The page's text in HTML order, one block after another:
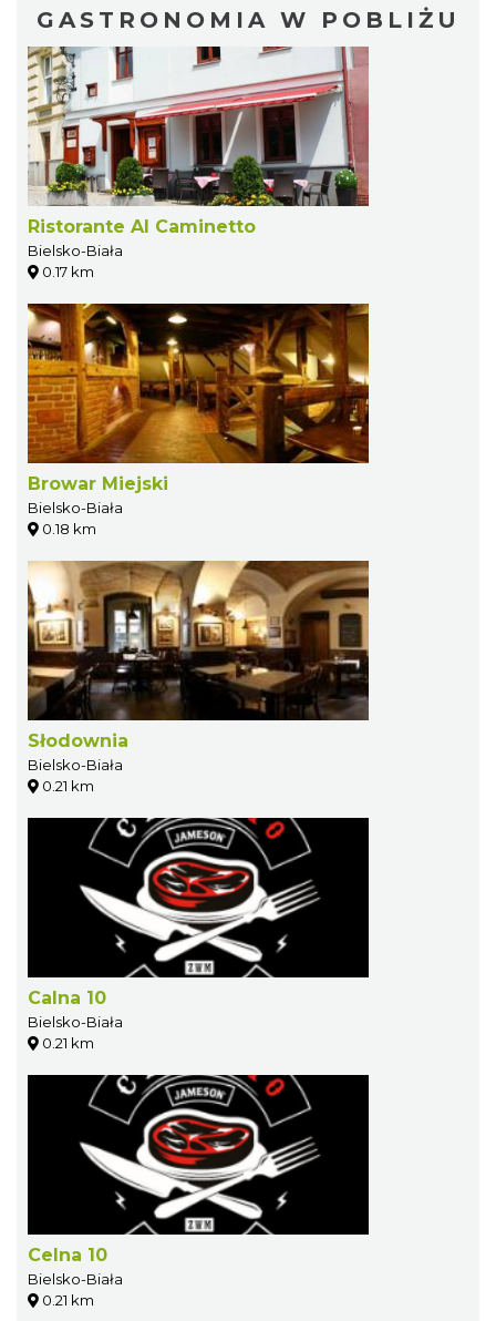
GASTRONOMIA W POBLIŻU
Ristorante Al Caminetto
Bielsko-Biała
0.17 km
Browar Miejski
Bielsko-Biała
0.18 km
Słodownia
Bielsko-Biała
0.21 km
Calna 10
Bielsko-Biała
0.21 km
Celna 10
Bielsko-Biała
0.21 km